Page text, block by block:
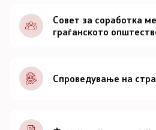
Документи
Совет
За советот
Совет за соработка
граѓанското
Спроведување на